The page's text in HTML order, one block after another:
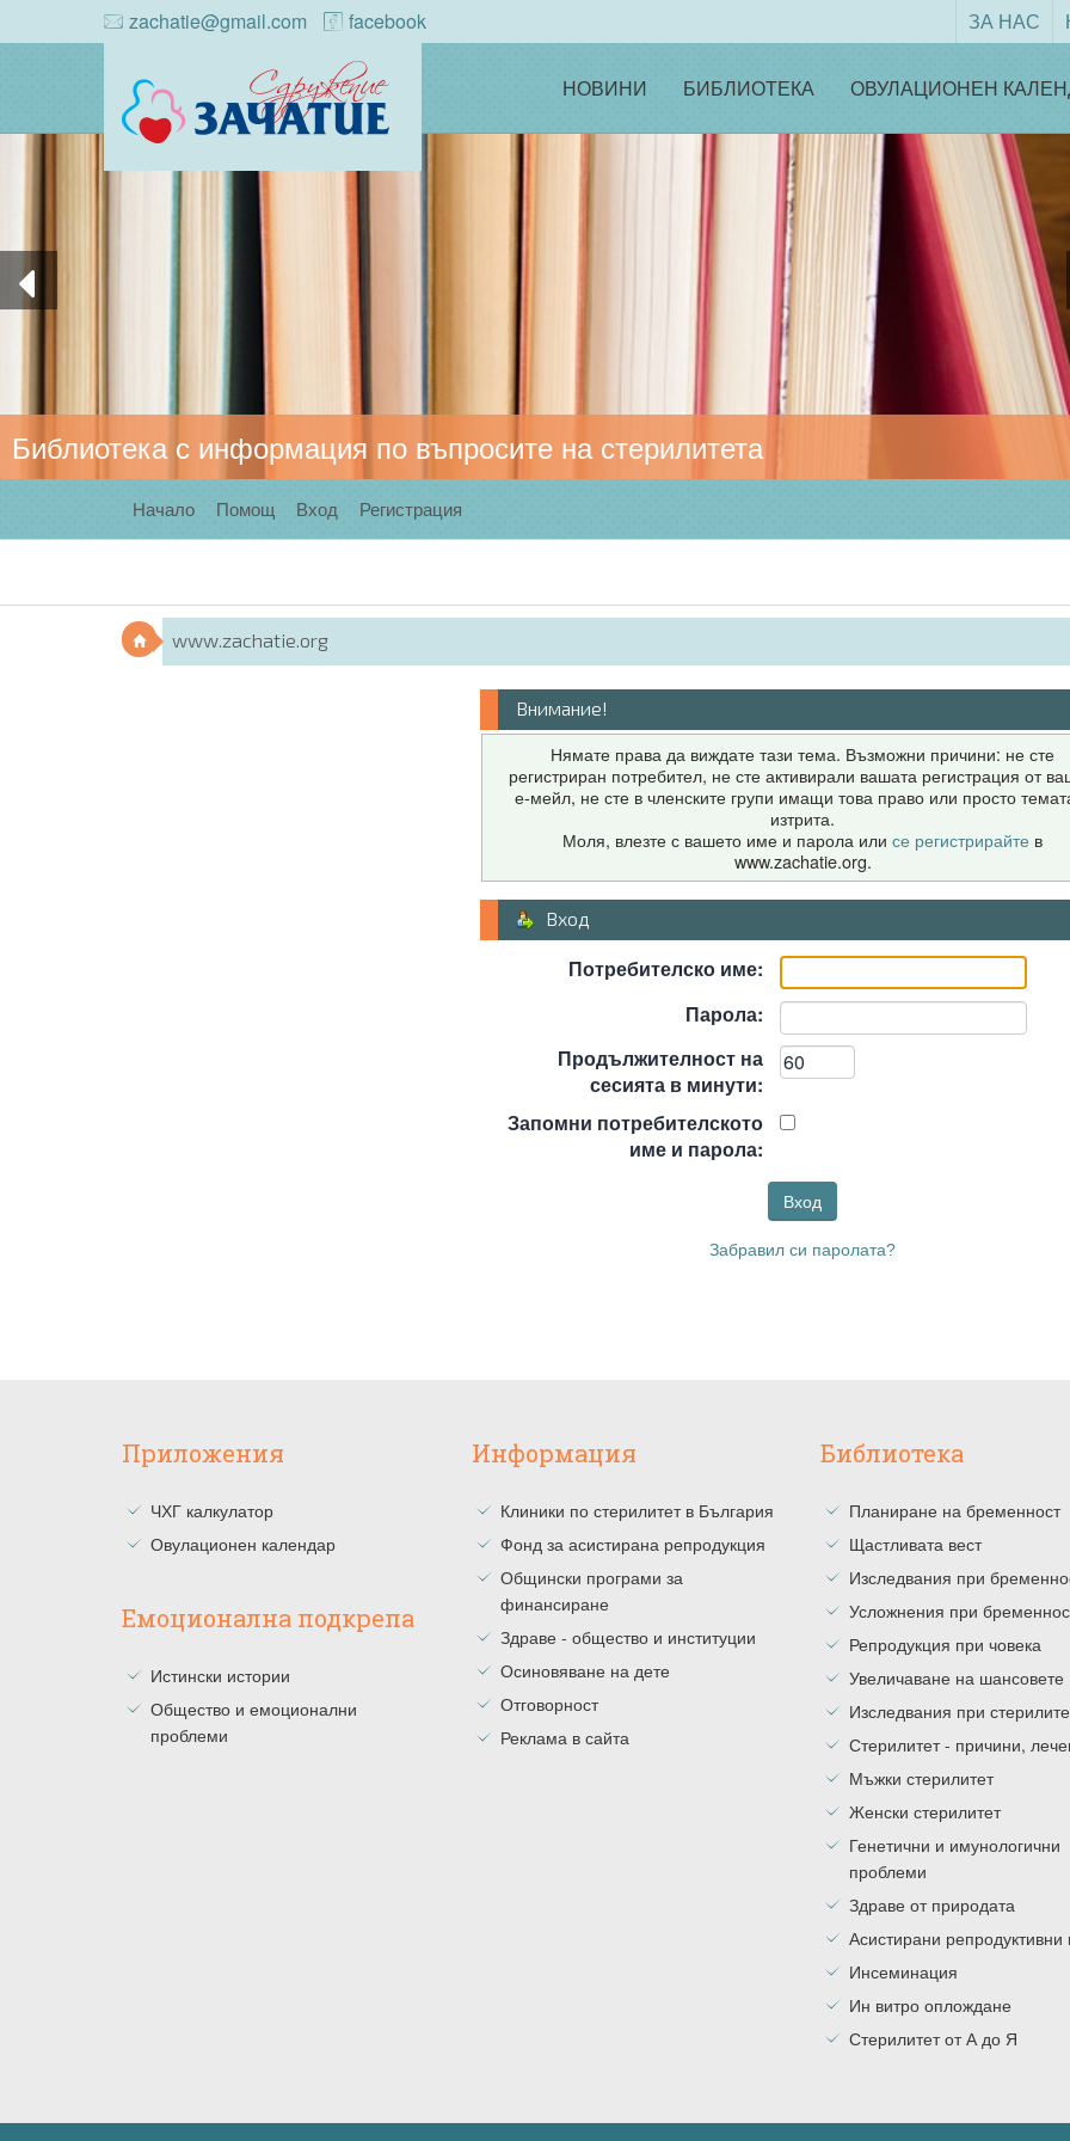
zachatie@gmail.com facebook ЗА НАС
НОВИНИ БИБЛИОТЕКА ОВУЛАЦИОНЕН
Библиотека с информация по въпросите на стерилитета
Начало Помощ Вход Регистрация
www.zachatie.org
Внимание!
Нямате права да виждате тази тема. Възможни причини: не сте
регистриран потребител, не сте активирали вашата регистрация от
е-мейл, не сте в членските групи имащи това право или просто
изтрита.
Моля, влезте с вашето име и парола или се регистрирайте в
www.zachatie.org.
Вход
Потребителско име:
Парола:
Продължителност на
сесията в минути:
Запомни потребителското
име и парола:
Забравил си паролата?
Приложения
ЧХГ калкулатор
Овулационен календар
Емоционална подкрепа
Истински истории
Общество и емоционални
проблеми
Информация
Клиники по стерилитет в България
Фонд за асистирана репродукция
Общински програми за
финансиране
Здраве - общество и институции
Осиновяване на дете
Отговорност
Реклама в сайта
Библиотека
Планиране на бременност
Щастливата вест
Изследвания при
Усложнения при
Репродукция при човека
Увеличаване на шансовете
Изследвания при
Стерилитет - причини,
Мъжки стерилитет
Женски стерилитет
Генетични и имунологични
проблеми
Здраве от природата
Асистирани репродуктивни
Инсеминация
Ин витро оплождане
Стерилитет от А до Я